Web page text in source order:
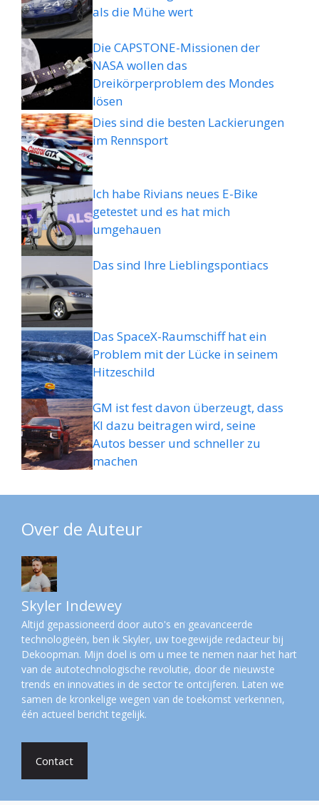
als die Mühe wert
Die CAPSTONE-Missionen der
NASA wollen das
Dreikörperproblem des Mondes
lösen
Dies sind die besten Lackierungen
im Rennsport
Ich habe Rivians neues E-Bike
getestet und es hat mich
umgehauen
Das sind Ihre Lieblingspontiacs
Das SpaceX-Raumschiff hat ein
Problem mit der Lücke in seinem
Hitzeschild
GM ist fest davon überzeugt, dass
KI dazu beitragen wird, seine
Autos besser und schneller zu
machen
Over de Auteur
Skyler Indewey
Altijd gepassioneerd door auto's en geavanceerde
technologieën, ben ik Skyler, uw toegewijde redacteur bij
Dekoopman. Mijn doel is om u mee te nemen naar het hart
van de autotechnologische revolutie, door de nieuwste
trends en innovaties in de sector te ontcijferen. Laten we
samen de kronkelige wegen van de toekomst verkennen,
één actueel bericht tegelijk.
Contact